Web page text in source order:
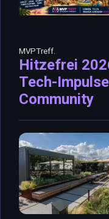
MVPTreff.
Hitzefrei
Tech-
Community